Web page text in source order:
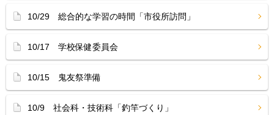
10/29 総合的な学習の時間「市役所訪問」
10/17 学校保健委員会
10/15 鬼友祭準備
10/9 社会科・技術科「釣竿づくり」